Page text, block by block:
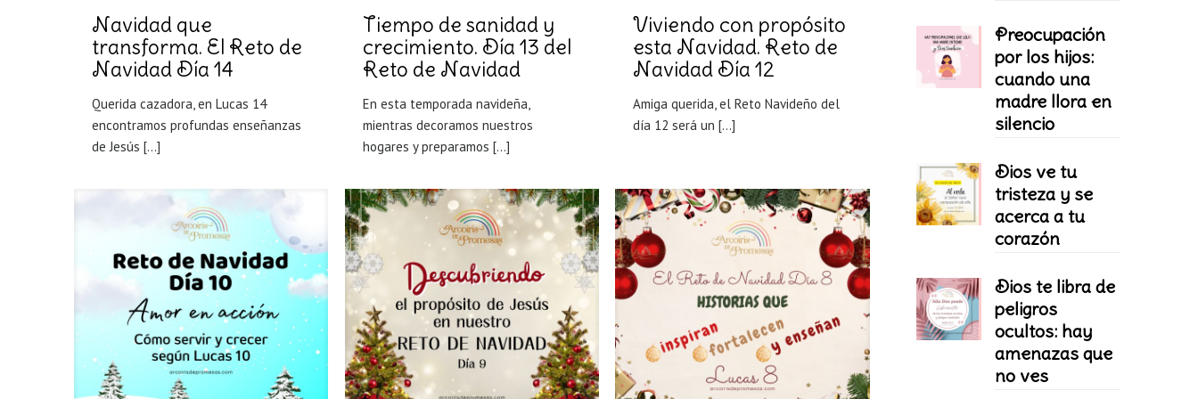
Navidad que
transforma. El Reto de
Navidad Día 14
Querida cazadora, en Lucas 14
encontramos profundas enseñanzas
de Jesús […]
Tiempo de sanidad y
crecimiento. Día 13 del
Reto de Navidad
En esta temporada navideña,
mientras decoramos nuestros
hogares y preparamos […]
Viviendo con propósito
esta Navidad. Reto de
Navidad Día 12
Amiga querida, el Reto Navideño del
día 12 será un […]
Preocupación
por los hijos:
cuando una
madre llora en
silencio
Dios ve tu
tristeza y se
acerca a tu
corazón
Dios te libra de
peligros
ocultos: hay
amenazas que
no ves